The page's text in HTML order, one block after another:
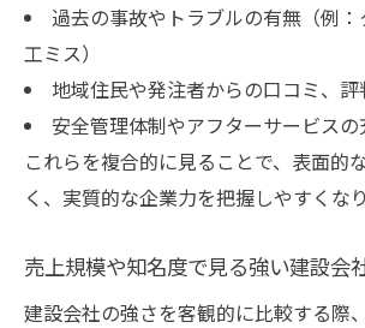
過去の事故やトラブルの有無（例
工ミス）
地域住民や発注者からの口コミ、評
安全管理体制やアフターサービスの
これらを複合的に見ることで、表面的
く、実質的な企業力を把握しやすくなり
売上規模や知名度で見る強い建設会
建設会社の強さを客観的に比較する際